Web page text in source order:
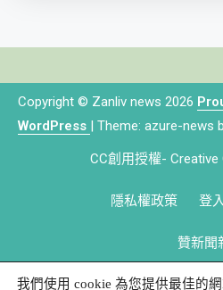
Copyright © Zanliv news 2026
WordPress | Theme: azure-news
CC創用授權-
隱私權政策 登
贊新聞
我們使用 cookie 為您提供最佳的